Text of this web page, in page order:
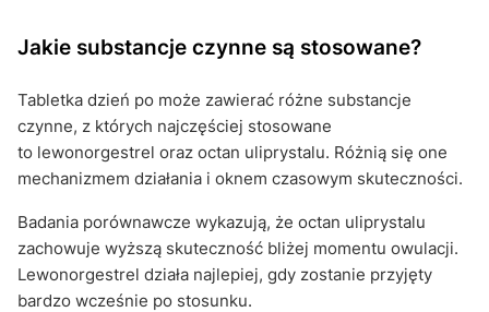
Jakie substancje czynne są stosowane?
Tabletka dzień po może zawierać różne substancje
czynne, z których najczęściej stosowane
to lewonorgestrel oraz octan uliprystalu. Różnią się one
mechanizmem działania i oknem czasowym skuteczności.
Badania porównawcze wykazują, że octan uliprystalu
zachowuje wyższą skuteczność bliżej momentu owulacji.
Lewonorgestrel działa najlepiej, gdy zostanie przyjęty
bardzo wcześnie po stosunku.